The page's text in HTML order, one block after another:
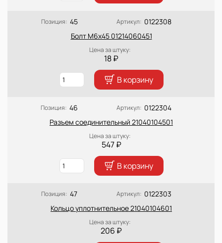
Позиция: 45 Артикул: 0122308
Болт М6х45 01214060451
Цена за штуку:
18 ₽
В корзину
Позиция: 46 Артикул: 0122304
Разъем соединительный 21040104501
Цена за штуку:
547 ₽
В корзину
Позиция: 47 Артикул: 0122303
Кольцо уплотнительное 21040104601
Цена за штуку:
206 ₽